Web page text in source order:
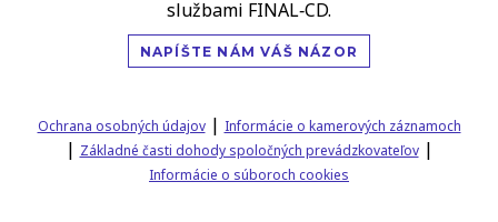
službami FINAL‑CD.
NAPÍŠTE NÁM VÁŠ NÁZOR
Ochrana osobných údajov| Informácie o kamerových záznamoch
| Základné časti dohody spoločných prevádzkovateľov|
Informácie o súboroch cookies